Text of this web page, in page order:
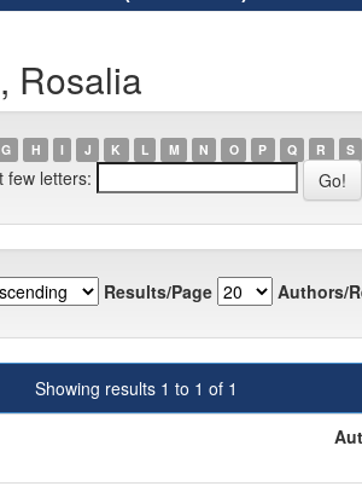
Rosalia
G H I J K L M N O P Q R S
few letters:
Results/Page Authors/
Showing results 1 to 1 of 1